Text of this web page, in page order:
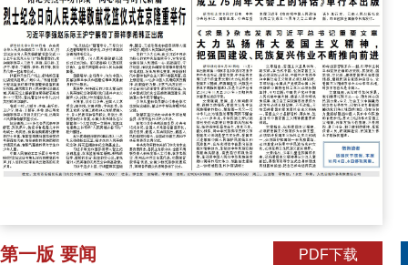
第一版 要闻 PDF下载